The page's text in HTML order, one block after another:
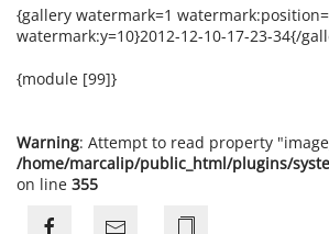
{gallery watermark=1
watermark:y=10}2012-12-10-17-23-34{/
{module [99]}
Warning: Attempt to read property
/home/marcalip/public_html/plugins/
on line 355